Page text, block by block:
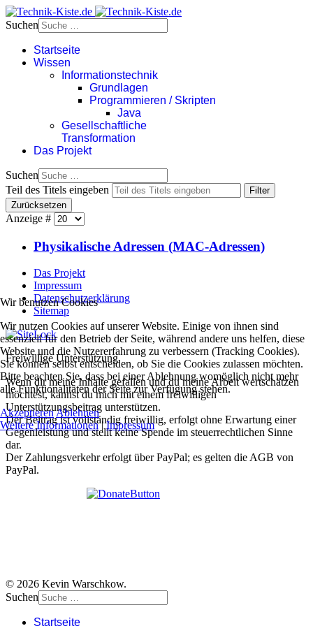
Suchen
Startseite
Wissen
Informationstechnik
Grundlagen
Programmieren / Skripten
Java
Gesellschaftliche
Transformation
Das Projekt
Suchen
Teil des Titels eingeben
Filter
Zurücksetzen
Anzeige #
Physikalische Adressen (MAC-Adressen)
Das Projekt
Impressum
Datenschutzerklärung
Sitemap
Freiwillige Unterstützung
Wenn dir meine Inhalte gefallen und du meine Arbeit wertschätzen
möchtest, kannst du mich mit einem freiwilligen
Unterstützungsbeitrag unterstützen.
Der Beitrag ist vollständig freiwillig, erfolgt ohne Erwartung einer
Gegenleistung und stellt keine Spende im steuerrechtlichen Sinne
dar.
Der Zahlungsverkehr erfolgt über PayPal; es gelten die AGB von
PayPal.
© 2026 Kevin Warschkow.
Suchen
Startseite
Wir benutzen Cookies
Wir nutzen Cookies auf unserer Website. Einige von ihnen sind
essenziell für den Betrieb der Seite, während andere uns helfen, diese
Website und die Nutzererfahrung zu verbessern (Tracking Cookies).
Sie können selbst entscheiden, ob Sie die Cookies zulassen möchten.
Bitte beachten Sie, dass bei einer Ablehnung womöglich nicht mehr
alle Funktionalitäten der Seite zur Verfügung stehen.
AkzeptierenAblehnen
Weitere Informationen|Impressum